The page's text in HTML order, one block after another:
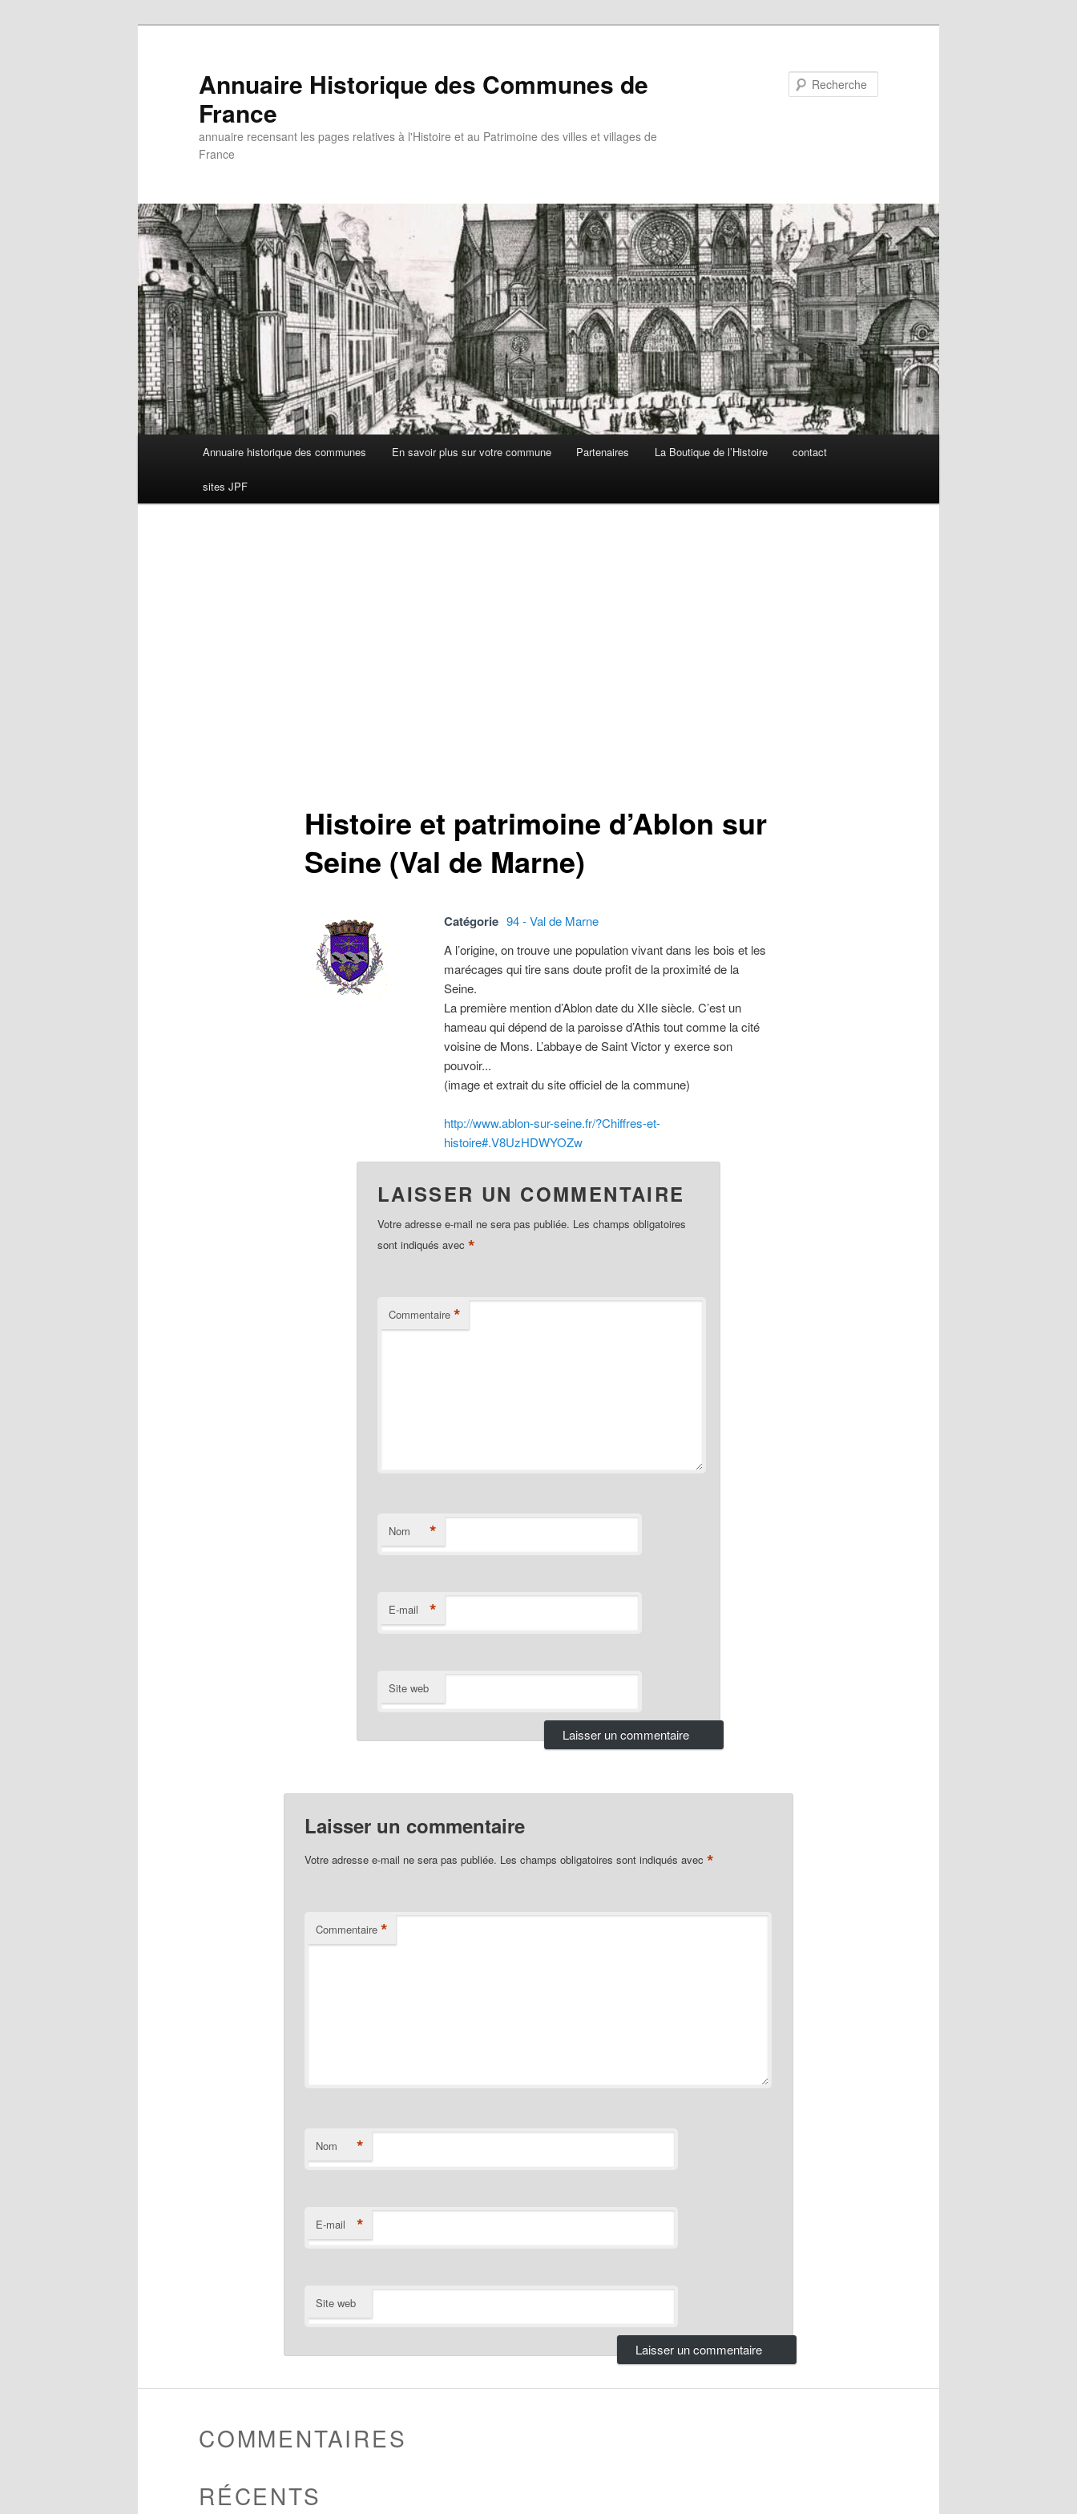
Annuaire Historique des Communes de
France
annuaire recensant les pages relatives à l'Histoire et au Patrimoine des villes et villages de
France
principal
Annuaire historique des communes En savoir plus sur votre commune Partenaires La Boutique de l’Histoire contact
sites JPF
Histoire et patrimoine d’Ablon sur
Seine (Val de Marne)
Catégorie 94 - Val de Marne
A l’origine, on trouve une population vivant dans les bois et les
marécages qui tire sans doute profit de la proximité de la
Seine.
La première mention d’Ablon date du XIIe siècle. C’est un
hameau qui dépend de la paroisse d’Athis tout comme la cité
voisine de Mons. L’abbaye de Saint Victor y exerce son
pouvoir...
(image et extrait du site officiel de la commune)
http://www.ablon-sur-seine.fr/?Chiffres-et-
histoire#.V8UzHDWYOZw
LAISSER UN COMMENTAIRE
Votre adresse e-mail ne sera pas publiée. Les champs obligatoires
sont indiqués avec *
Commentaire *
Nom *
E-mail *
Site web
Laisser un commentaire
Votre adresse e-mail ne sera pas publiée. Les champs obligatoires sont indiqués avec *
Commentaire *
Nom *
E-mail *
Site web
COMMENTAIRES
RÉCENTS